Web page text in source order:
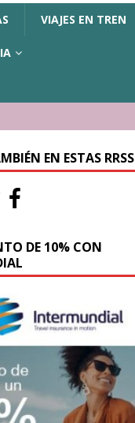
VIAJES EN TREN
EN ESTAS RRSS
DE 10% CON